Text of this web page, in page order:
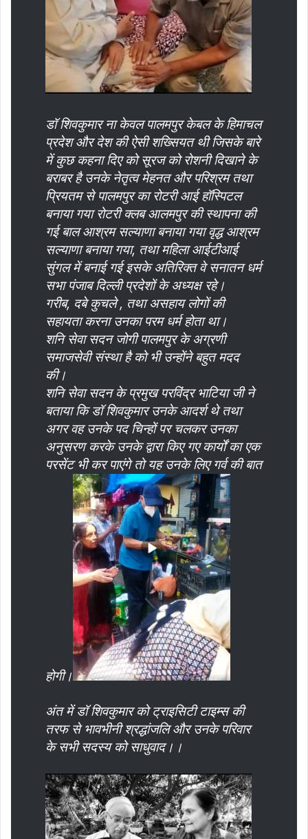
डॉ शिवकुमार ना केवल पालमपुर केबल के हिमाचल
प्रदेश और देश की ऐसी शख्सियत थी जिसके बारे
में कुछ कहना दिए को सूरज को रोशनी दिखाने के
बराबर है उनके नेतृत्व मेहनत और परिश्रम तथा
प्रियतम से पालमपुर का रोटरी आई हॉस्पिटल
बनाया गया रोटरी क्लब आलमपुर की स्थापना की
गई बाल आश्रम सल्याणा बनाया गया वृद्ध आश्रम
सल्याणा बनाया गया, तथा महिला आईटीआई
सुंगल में बनाई गई इसके अतिरिक्त वे सनातन धर्म
सभा पंजाब दिल्ली प्रदेशों के अध्यक्ष रहे।
गरीब, दबे कुचले , तथा असहाय लोगों की
सहायता करना उनका परम धर्म होता था।
शनि सेवा सदन जोगी पालमपुर के अग्रणी
समाजसेवी संस्था है को भी उन्होंने बहुत मदद
की।
शनि सेवा सदन के प्रमुख परविंद्र भाटिया जी ने
बताया कि डॉ शिवकुमार उनके आदर्श थे तथा
अगर वह उनके पद चिन्हों पर चलकर उनका
अनुसरण करके उनके द्वारा किए गए कार्यों का एक
परसेंट भी कर पाएंगे तो यह उनके लिए गर्व की बात
होगी।
अंत में डॉ शिवकुमार को ट्राइसिटी टाइम्स की
तरफ से भावभीनी श्रद्धांजलि और उनके परिवार
के सभी सदस्य को साधुवाद।।